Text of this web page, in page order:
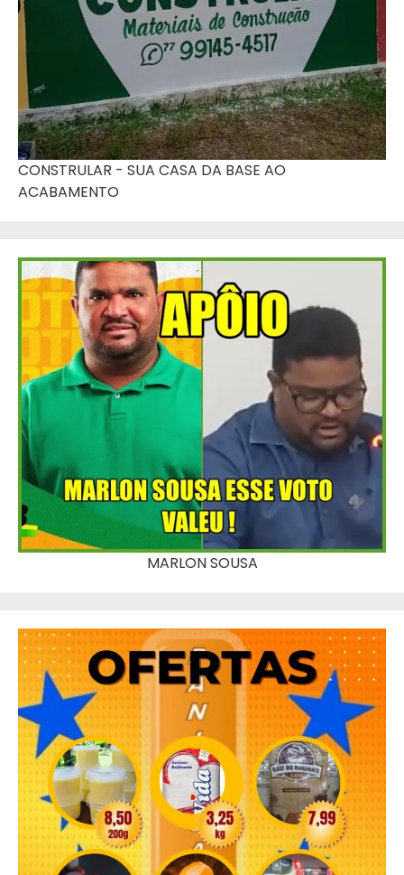
CONSTRULAR - SUA CASA DA BASE AO
ACABAMENTO
MARLON SOUSA